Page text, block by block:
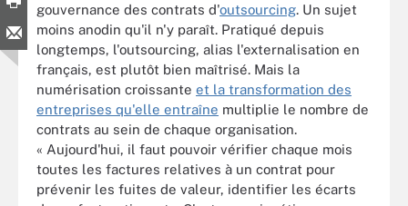
gouvernance des contrats d'outsourcing. Un sujet
moins anodin qu'il n'y paraît. Pratiqué depuis
longtemps, l'outsourcing, alias l'externalisation en
français, est plutôt bien maîtrisé. Mais la
numérisation croissante et la transformation des
entreprises qu'elle entraîne multiplie le nombre de
contrats au sein de chaque organisation.
« Aujourd'hui, il faut pouvoir vérifier chaque mois
toutes les factures relatives à un contrat pour
prévenir les fuites de valeur, identifier les écarts